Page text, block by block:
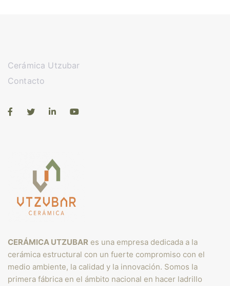
Cerámica Utzubar
Contacto
CERÁMICA UTZUBAR es una empresa dedicada a la
cerámica estructural con un fuerte compromiso con el
medio ambiente, la calidad y la innovación. Somos la
primera fábrica en el ámbito nacional en hacer ladrillo